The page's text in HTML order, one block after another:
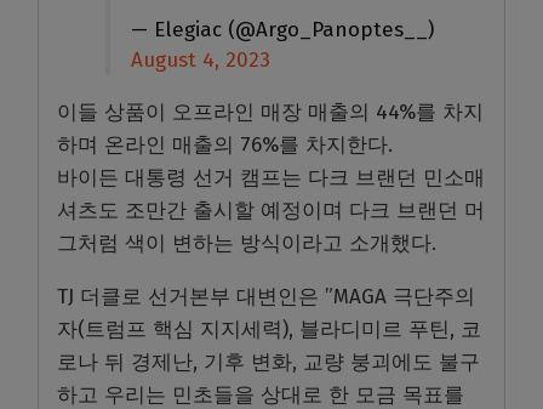
— Elegiac (@Argo_Panoptes__)
August 4, 2023
이들 상품이 오프라인 매장 매출의 44%를 차지
하며 온라인 매출의 76%를 차지한다.
바이든 대통령 선거 캠프는 다크 브랜던 민소매
셔츠도 조만간 출시할 예정이며 다크 브랜던 머
그처럼 색이 변하는 방식이라고 소개했다.
TJ 더클로 선거본부 대변인은 ”MAGA 극단주의
자(트럼프 핵심 지지세력), 블라디미르 푸틴, 코
로나 뒤 경제난, 기후 변화, 교량 붕괴에도 불구
하고 우리는 민초들을 상대로 한 모금 목표를